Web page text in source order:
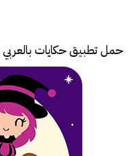
حمل تطبيقحكايات بالعربي